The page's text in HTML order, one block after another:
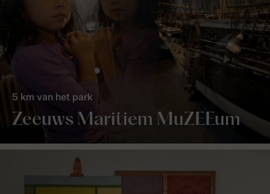
Zeeuws Maritiem MuZEEum
5 km van het park